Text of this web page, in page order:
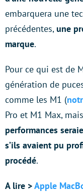
embarquera une
précédentes, une
marque.
Pour ce qui est de
génération de
comme les M1 (
Pro et M1 Max,
performances
s’ils avaient pu
procédé.
A lire >Apple